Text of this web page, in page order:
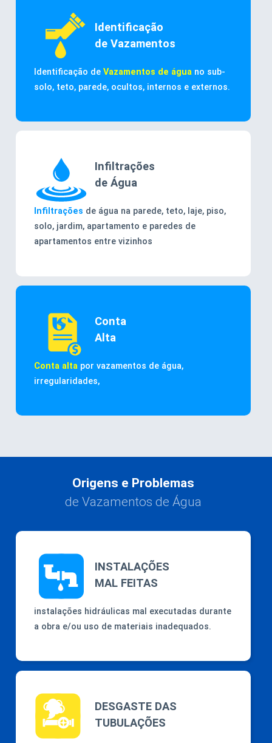
Identificação
de Vazamentos
Identificação deVazamentos de água no sub-
solo, teto, parede, ocultos, internos e externos.
Infiltrações
de Água
Infiltrações de água na parede, teto, laje, piso,
solo, jardim, apartamento e paredes de
apartamentos entre vizinhos
Conta
Alta
Conta alta por vazamentos de água,
irregularidades,
Origens e Problemas
de Vazamentos de Água
INSTALAÇÕES
MAL FEITAS
instalações hidráulicas mal executadas durante
a obra e/ou uso de materiais inadequados.
DESGASTE DAS
TUBULAÇÕES